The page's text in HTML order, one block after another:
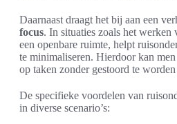
Daarnaast draagt het bij aan een
focus. In situaties zoals het werken
een openbare ruimte, helpt
te minimaliseren. Hierdoor kan
op taken zonder gestoord te
De specifieke voordelen van
in diverse scenario’s: